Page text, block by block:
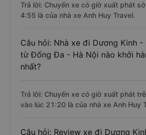
Trả lời: Chuyến xe có giờ xuất phát
4:55 là của nhà xe Anh Huy Travel.
Câu hỏi: Nhà xe đi Dương Kinh -
từ Đống Đa - Hà Nội nào khởi
nhất?
Trả lời: Chuyến xe có giờ xuất phát
vào lúc 21:20 là của nhà xe Anh Huy
Câu hỏi: Review xe đi Dương